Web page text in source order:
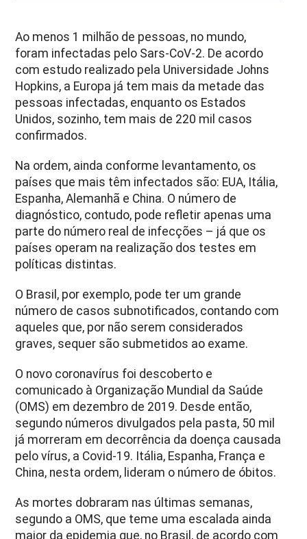
Ao menos 1 milhão de pessoas, no mundo,
foram infectadas pelo Sars-CoV-2. De acordo
com estudo realizado pela Universidade Johns
Hopkins, a Europa já tem mais da metade das
pessoas infectadas, enquanto os Estados
Unidos, sozinho, tem mais de 220 mil casos
confirmados.
Na ordem, ainda conforme levantamento, os
países que mais têm infectados são: EUA, Itália,
Espanha, Alemanhã e China. O número de
diagnóstico, contudo, pode refletir apenas uma
parte do número real de infecções – já que os
países operam na realização dos testes em
políticas distintas.
O Brasil, por exemplo, pode ter um grande
número de casos subnotificados, contando com
aqueles que, por não serem considerados
graves, sequer são submetidos ao exame.
O novo coronavírus foi descoberto e
comunicado à Organização Mundial da Saúde
(OMS) em dezembro de 2019. Desde então,
segundo números divulgados pela pasta, 50 mil
já morreram em decorrência da doença causada
pelo vírus, a Covid-19. Itália, Espanha, França e
China, nesta ordem, lideram o número de óbitos.
As mortes dobraram nas últimas semanas,
segundo a OMS, que teme uma escalada ainda
maior da epidemia que, no Brasil, de acordo com